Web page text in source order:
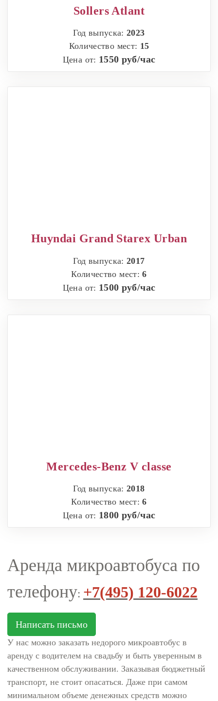
Sollers Atlant
Год выпуска:2023
Количество мест: 15
Цена от: 1550 руб/час
Huyndai Grand Starex Urban
Год выпуска:2017
Количество мест:6
Цена от: 1500 руб/час
Mercedes-Benz V classe
Год выпуска:2018
Количество мест:6
Цена от: 1800 руб/час
Аренда микроавтобуса по
телефону: +7(495) 120-6022
Написать письмо
У нас можно заказать недорого микроавтобус в
аренду с водителем на свадьбу и быть уверенным в
качественном обслуживании. Заказывая бюджетный
транспорт, не стоит опасаться. Даже при самом
минимальном объеме денежных средств можно